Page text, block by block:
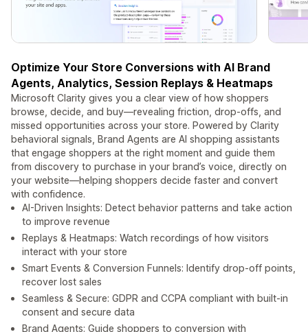
Optimize Your Store Conversions with AI Brand
Agents, Analytics, Session Replays & Heatmaps
Microsoft Clarity gives you a clear view of how shoppers
browse, decide, and buy—revealing friction, drop‑offs, and
missed opportunities across your store. Powered by Clarity
behavioral signals, Brand Agents are AI shopping assistants
that engage shoppers at the right moment and guide them
from discovery to purchase in your brand’s voice, directly on
your website—helping shoppers decide faster and convert
with confidence.
AI-Driven Insights: Detect behavior patterns and take action
to improve revenue
Replays & Heatmaps: Watch recordings of how visitors
interact with your store
Smart Events & Conversion Funnels: Identify drop-off points,
recover lost sales
Seamless & Secure: GDPR and CCPA compliant with built‑in
consent and secure data
Brand Agents: Guide shoppers to conversion with